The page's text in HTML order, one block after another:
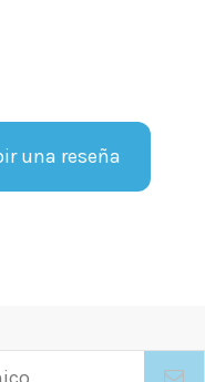
una reseña